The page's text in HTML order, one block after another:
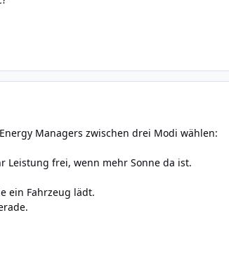
Managers zwischen drei Modi wählen:
Leistung frei, wenn mehr Sonne da ist.
ein Fahrzeug lädt.